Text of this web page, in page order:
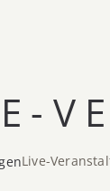
Live-